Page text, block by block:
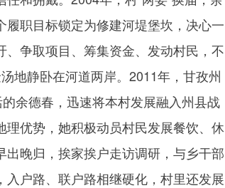
职目标锁定为修建河堤堡坎，决心一
争取项目、筹集资金、发动村民，不
地静卧在河道两岸。2011年，甘孜州
余德春，迅速将本村发展融入州县战
优势，她积极动员村民发展餐饮、休
晚归，挨家挨户走访调研，与乡干部
户路、联户路相继硬化，村里还发展